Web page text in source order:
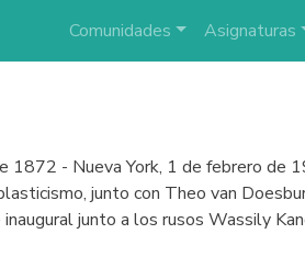
Comunidades Asignaturas
- Nueva York, 1 de febrero de
junto con Theo van
junto a los rusos Wassily